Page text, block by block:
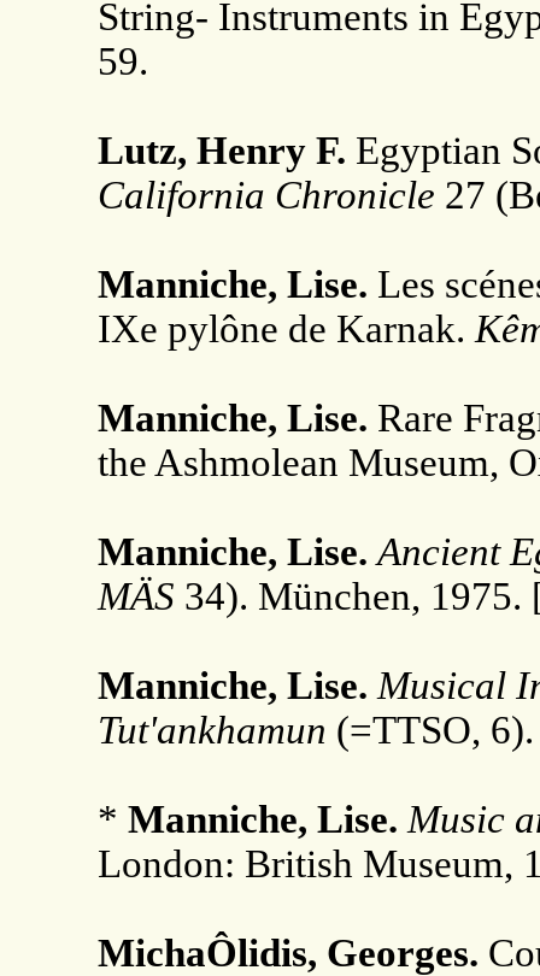
String- Instruments in
59.
Lutz, Henry F. Egyptian
California Chronicle 27
Manniche, Lise. Les
IXe pylône de Karnak.
Manniche, Lise. Rare
the Ashmolean Museum,
Manniche, Lise. Ancient
MÄS 34). München,
Manniche, Lise. Musical
Tut'ankhamun (=TTSO,
* Manniche, Lise. Music
London: British Museum,
MichaÔlidis, Georges.